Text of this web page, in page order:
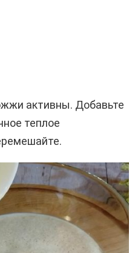
активны. Добавьте
теплое